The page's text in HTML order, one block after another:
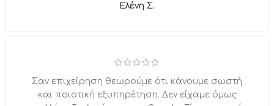
Ελένη Σ.
Σαν επιχείρηση θεωρούμε ότι κάνουμε σωστή
και ποιοτική εξυπηρέτηση. Δεν είχαμε όμως